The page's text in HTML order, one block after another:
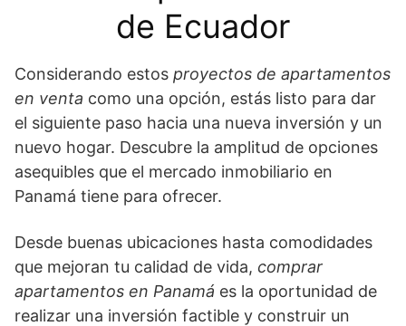
de Ecuador
Considerando estos proyectos de apartamentos
en venta como una opción, estás listo para dar
el siguiente paso hacia una nueva inversión y un
nuevo hogar. Descubre la amplitud de opciones
asequibles que el mercado inmobiliario en
Panamá tiene para ofrecer.
Desde buenas ubicaciones hasta comodidades
que mejoran tu calidad de vida, comprar
apartamentos en Panamá es la oportunidad de
realizar una inversión factible y construir un